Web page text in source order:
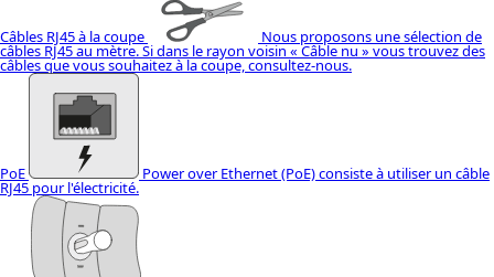
Câbles RJ45 à la coupe Nous proposons une sélection de
câbles RJ45 au mètre. Si dans le rayon voisin « Câble nu » vous trouvez des
câbles que vous souhaitez à la coupe, consultez-nous.
PoE Power over Ethernet (PoE) consiste à utiliser un câble
RJ45 pour l'électricité.